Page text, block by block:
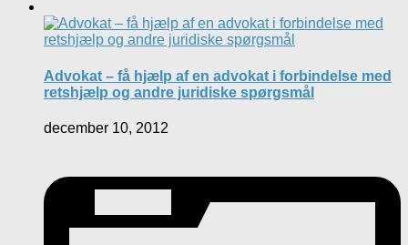
Advokat – få hjælp af en advokat i forbindelse med
retshjælp og andre juridiske spørgsmål
december 10, 2012